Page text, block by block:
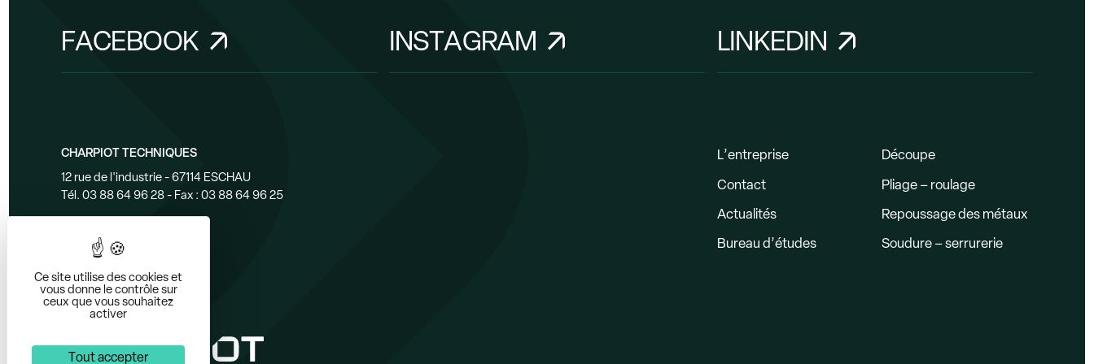
FACEBOOK INSTAGRAM LINKEDIN
CHARPIOT TECHNIQUES
12 rue de l'industrie - 67114 ESCHAU
Tél. 03 88 64 96 28 - Fax : 03 88 64 96 25
L’entreprise
Contact
Actualités
Bureau d’études
Découpe
Pliage – roulage
Repoussage des métaux
Soudure – serrurerie
Ce site utilise des cookies et
vous donne le contrôle sur
ceux que vous souhaitez
activer
Tout accepter